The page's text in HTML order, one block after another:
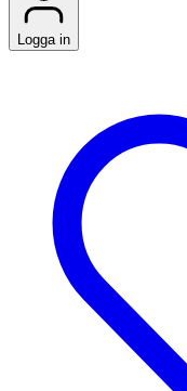
Logga in